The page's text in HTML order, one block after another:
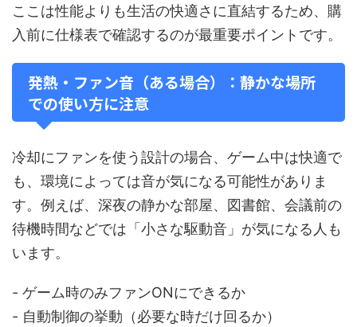
ここは性能よりも生活の快適さに直結するため、購
入前に仕様表で確認するのが最重要ポイントです。
発熱・ファン音（ある場合）：静かな場所
での使い方に注意
冷却にファンを使う設計の場合、ゲーム中は快適で
も、環境によっては音が気になる可能性がありま
す。例えば、深夜の静かな部屋、図書館、会議前の
待機時間などでは「小さな駆動音」が気になる人も
います。
- ゲーム時のみファンONにできるか
- 自動制御の挙動（必要な時だけ回るか）